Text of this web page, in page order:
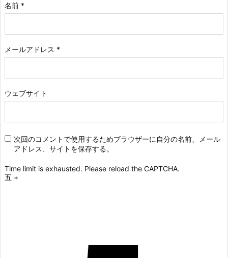
名前 *
メールアドレス *
ウェブサイト
次回のコメントで使用するためブラウザーに自分の名前、メール
アドレス、サイトを保存する。
Time limit is exhausted. Please reload the CAPTCHA.
五 +